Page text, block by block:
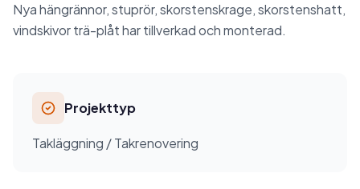
Nya hängrännor, stuprör, skorstenskrage, skorstenshatt,
vindskivor trä-plåt har tillverkad och monterad.
Projekttyp
Takläggning / Takrenovering